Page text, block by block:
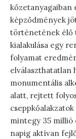
képződmények
történetének élő
kialakulása egy
folyamat
elválaszthatatlan
monumentális
alatt, rejtett
mintegy 35 millió
napig aktívan